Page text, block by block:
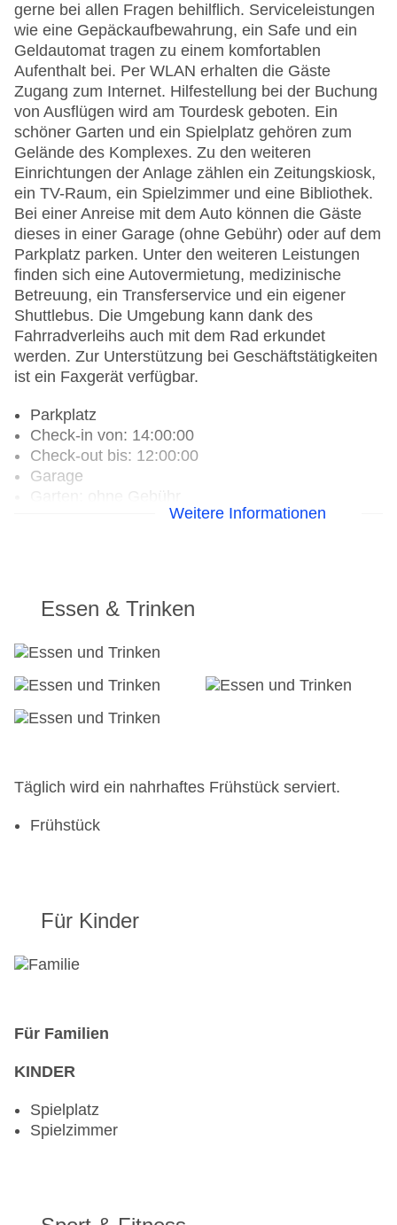
gerne bei allen Fragen behilflich. Serviceleistungen
wie eine Gepäckaufbewahrung, ein Safe und ein
Geldautomat tragen zu einem komfortablen
Aufenthalt bei. Per WLAN erhalten die Gäste
Zugang zum Internet. Hilfestellung bei der Buchung
von Ausflügen wird am Tourdesk geboten. Ein
schöner Garten und ein Spielplatz gehören zum
Gelände des Komplexes. Zu den weiteren
Einrichtungen der Anlage zählen ein Zeitungskiosk,
ein TV-Raum, ein Spielzimmer und eine Bibliothek.
Bei einer Anreise mit dem Auto können die Gäste
dieses in einer Garage (ohne Gebühr) oder auf dem
Parkplatz parken. Unter den weiteren Leistungen
finden sich eine Autovermietung, medizinische
Betreuung, ein Transferservice und ein eigener
Shuttlebus. Die Umgebung kann dank des
Fahrradverleihs auch mit dem Rad erkundet
werden. Zur Unterstützung bei Geschäftstätigkeiten
ist ein Faxgerät verfügbar.
Parkplatz
Check-in von: 14:00:00
Check-out bis: 12:00:00
Garage
Gesamtanzahl der Zimmer: 13
Zahlungsarten: Mastercard, Visa
Weitere Informationen
Essen & Trinken
Täglich wird ein nahrhaftes Frühstück serviert.
Frühstück
Für Kinder
Für Familien
KINDER
Spielplatz
Spielzimmer